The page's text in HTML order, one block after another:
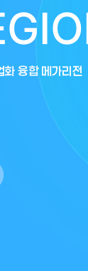
융합 메가리전